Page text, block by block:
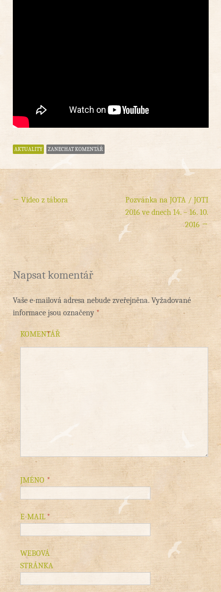
AKTUALITY ZANECHAT KOMENTÁŘ
Post navigation
← Video z tábora
Pozvánka na JOTA / JOTI
2016 ve dnech 14. – 16. 10.
2016→
Napsat komentář
Vaše e-mailová adresa nebude zveřejněna. Vyžadované
informace jsou označeny *
KOMENTÁŘ
*
JMÉNO *
E-MAIL *
WEBOVÁ
STRÁNKA